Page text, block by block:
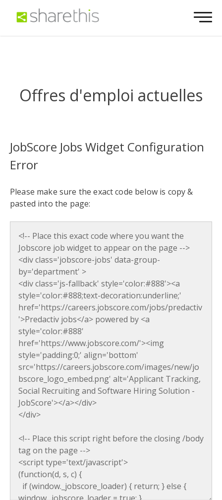
Offres d'emploi actuelles
JobScore Jobs Widget Configuration
Error
Please make sure the exact code below is copy &
pasted into the page: